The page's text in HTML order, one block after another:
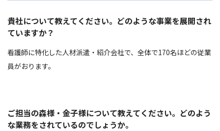
貴社について教えてください。どのような事業を展開され
ていますか？
看護師に特化した人材派遣・紹介会社で、全体で170名ほどの従業
員がおります。
ご担当の森様・金子様について教えてください。どのよう
な業務をされているのでしょうか。